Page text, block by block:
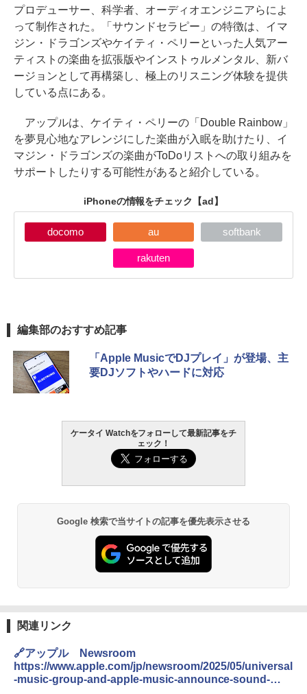
プロデューサー、科学者、オーディオエンジニアらによ
って制作された。「サウンドセラピー」の特徴は、イマ
ジン・ドラゴンズやケイティ・ペリーといった人気アー
ティストの楽曲を拡張版やインストゥルメンタル、新バ
ージョンとして再構築し、極上のリスニング体験を提供
している点にある。
アップルは、ケイティ・ペリーの「Double Rainbow」
を夢見心地なアレンジにした楽曲が入眠を助けたり、イ
マジン・ドラゴンズの楽曲がToDoリストへの取り組みを
サポートしたりする可能性があると紹介している。
iPhoneの情報をチェック 【ad】
docomo au softbank
rakuten
編集部のおすすめ記事
「Apple MusicでDJプレイ」が登場、主
要DJソフトやハードに対応
ケータイ Watchをフォローして最新記事をチ
ェック！
Google 検索で当サイトの記事を優先表示させる
関連リンク
🔗アップル Newsroom
https://www.apple.com/jp/newsroom/2025/05/universal
-music-group-and-apple-music-announce-sound-